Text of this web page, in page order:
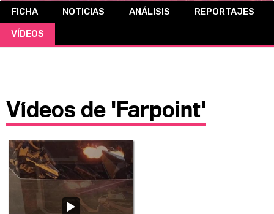
CÓMICS
FICHA NOTICIAS ANÁLISIS
REPORTAJES
VÍDEOS
Vídeos de 'Farpoint'